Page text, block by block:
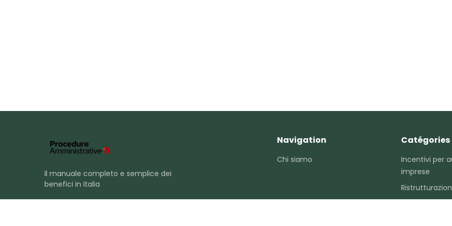
Il manuale completo e semplice dei
benefici in Italia
Navigation
Chi siamo
Catégories
Incentivi per
imprese